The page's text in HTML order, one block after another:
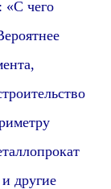
«С чего
другие